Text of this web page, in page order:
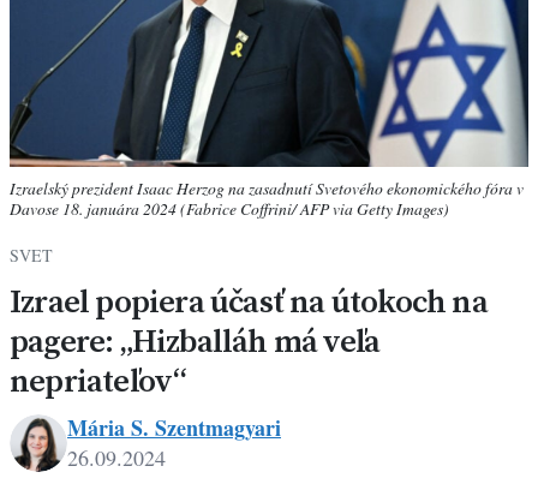
Izraelský prezident Isaac Herzog na zasadnutí Svetového ekonomického fóra v
Davose 18. januára 2024 (Fabrice Coffrini/ AFP via Getty Images)
SVET
Izrael popiera účasť na útokoch na
pagere: „Hizballáh má veľa
nepriateľov“
Mária S. Szentmagyari
26.09.2024